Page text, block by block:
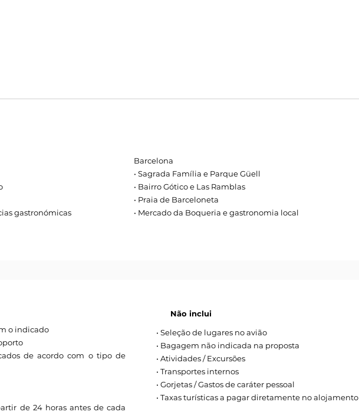
gastronómicas
Barcelona
• Sagrada Família e Parque Güell
• Bairro Gótico e Las Ramblas
• Praia de Barceloneta
• Mercado da Boqueria e gastronomia local
o indicado
de acordo com o tipo de
de 24 horas antes de cada
Não inclui
• Seleção de lugares no avião
• Bagagem não indicada na proposta
• Atividades / Excursões
• Transportes internos
• Gorjetas / Gastos de caráter pessoal
• Taxas turísticas a pagar diretamente no alojamento